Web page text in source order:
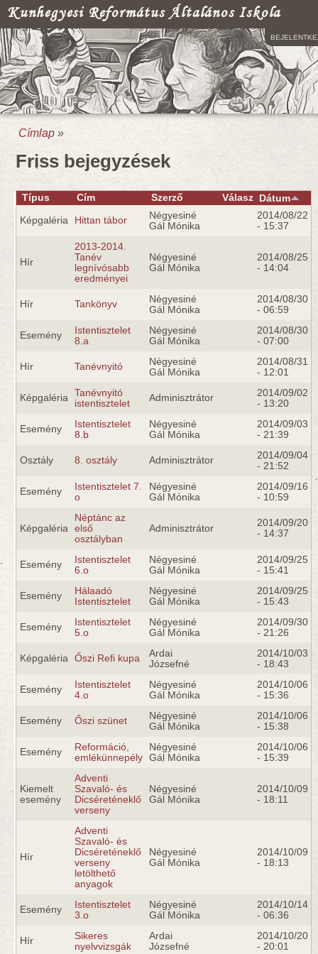
Kunhegyesi Református Általános Iskola
Jelenlegi hely
Címlap »
Friss bejegyzések
Típus Cím Szerző Válasz Dátum
Képgaléria
Hittan tábor
Négyesiné
Gál Mónika
2014/08/22
- 15:37
Hír
2013-2014.
Tanév
legnívósabb
eredményei
Négyesiné
Gál Mónika
2014/08/25
- 14:04
Hír Tankönyv
Négyesiné
Gál Mónika
2014/08/30
- 06:59
Esemény
Istentisztelet
8.a
Négyesiné
Gál Mónika
2014/08/30
- 07:00
Hír Tanévnyitó
Négyesiné
Gál Mónika
2014/08/31
- 12:01
Képgaléria
Tanévnyitó
istentisztelet
Adminisztrátor
2014/09/02
- 13:20
Esemény
Istentisztelet
8.b
Négyesiné
Gál Mónika
2014/09/03
- 21:39
Osztály 8. osztály Adminisztrátor
2014/09/04
- 21:52
Esemény
Istentisztelet 7.
o
Négyesiné
Gál Mónika
2014/09/16
- 10:59
Képgaléria
Néptánc az
első
osztályban
Adminisztrátor
2014/09/20
- 14:37
Esemény
Istentisztelet
6.o
Négyesiné
Gál Mónika
2014/09/25
- 15:41
Esemény
Hálaadó
Istentisztelet
Négyesiné
Gál Mónika
2014/09/25
- 15:43
Esemény
Istentisztelet
5.o
Négyesiné
Gál Mónika
2014/09/30
- 21:26
Képgaléria Őszi Refi kupa
Ardai
Józsefné
2014/10/03
- 18:43
Esemény
Istentisztelet
4.o
Négyesiné
Gál Mónika
2014/10/06
- 15:36
Esemény Őszi szünet
Négyesiné
Gál Mónika
2014/10/06
- 15:38
Esemény
Reformáció,
emlékünnepély
Négyesiné
Gál Mónika
2014/10/06
- 15:39
Kiemelt
esemény
Adventi
Szavaló- és
Dicséreténeklő
verseny
Négyesiné
Gál Mónika
2014/10/09
- 18:11
Hír
Adventi
Szavaló- és
Dicséreténeklő
verseny
letölthető
anyagok
Négyesiné
Gál Mónika
2014/10/09
- 18:13
Esemény
Istentisztelet
3.o
Négyesiné
Gál Mónika
2014/10/14
- 06:36
Hír
Sikeres
nyelvvizsgák
Ardai
Józsefné
2014/10/20
- 20:01